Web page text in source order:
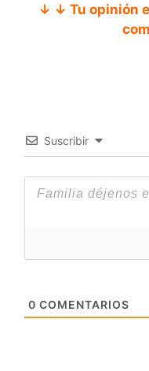
↓ ↓ Tu opinión
Suscribir
0 COMENTARIOS